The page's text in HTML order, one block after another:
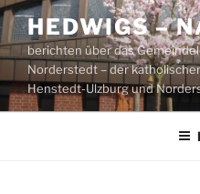
Zum
Inhalt
springen
HEDWIGS –
berichten über das
Norderstedt – der
Henstedt-Ulzburg und